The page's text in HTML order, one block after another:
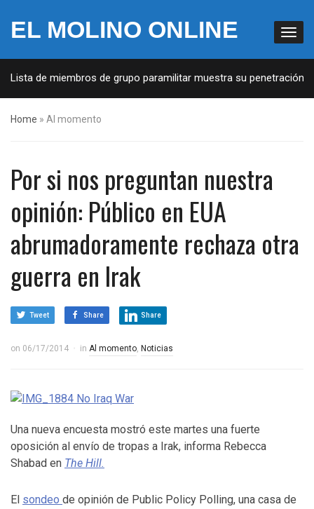
EL MOLINO ONLINE
de miembros de grupo paramilitar muestra su penetración en
Home » Al momento
Por si nos preguntan nuestra
opinión: Público en EUA
abrumadoramente rechaza otra
guerra en Irak
Tweet Share Share
on 06/17/2014 in Al momento, Noticias
Una nueva encuesta mostró este martes una fuerte
oposición al envío de tropas a Irak, informa Rebecca
Shabad en The Hill.
El sondeo de opinión de Public Policy Polling, una casa de